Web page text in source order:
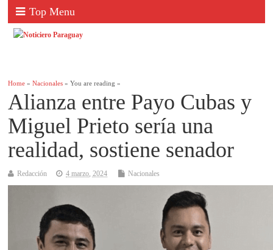
Top Menu
Home »Nacionales » You are reading »
Alianza entre Payo Cubas y
Miguel Prieto sería una
realidad, sostiene senador
Redacción 4 marzo, 2024 Nacionales